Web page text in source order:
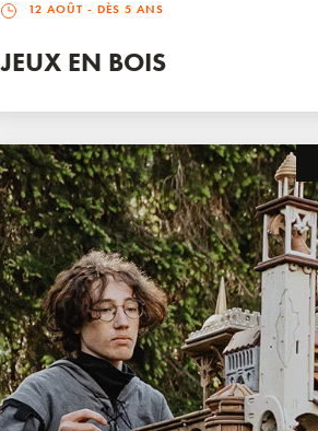
12 AOÛT - DÈS 5 ANS
JEUX EN BOIS